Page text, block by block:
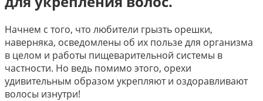
Начнем с того, что любители грызть орешки,
наверняка, осведомлены об их пользе для организма
в целом и работы пищеварительной системы в
частности. Но ведь помимо этого, орехи
удивительным образом укрепляют и оздоравливают
волосы изнутри!